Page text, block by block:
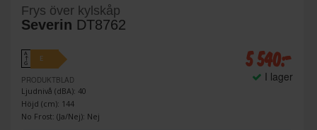
Frys över kylskåp
Severin DT8762
A
↑
G
E
PRODUKTBLAD
Ljudnivå (dBA): 40
Höjd (cm): 144
No Frost: (Ja/Nej): Nej
5 540:-
I lager